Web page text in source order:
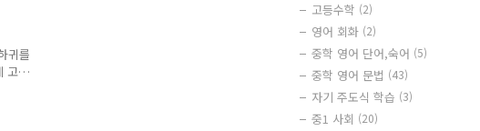
페
으로
귀를
고
니
고등수학 (2)
영어 회화 (2)
중학 영어 단어,숙어 (5)
중학 영어 문법 (43)
자기 주도식 학습 (3)
중1 사회 (20)